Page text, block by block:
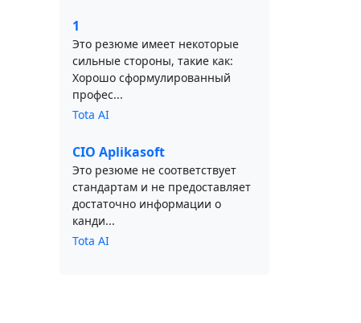
1
Это резюме имеет некоторые
сильные стороны, такие как:
Хорошо сформулированный
профес...
Tota AI
CIO Aplikasoft
Это резюме не соответствует
стандартам и не предоставляет
достаточно информации о
канди...
Tota AI